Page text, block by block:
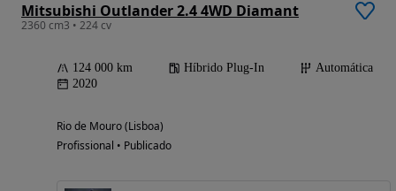
Mitsubishi Outlander 2.4 4WD Diamant
2360 cm3 • 224 cv
124 000 km Híbrido Plug-In
Automática
2020
Rio de Mouro (Lisboa)
Profissional • Publicado